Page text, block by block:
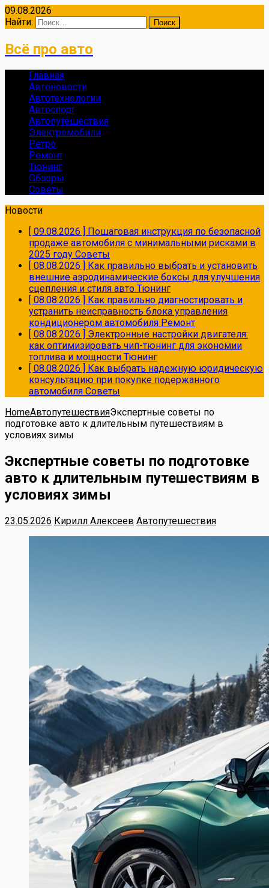
09.08.2026
Найти:
Всё про авто
Главная
Автоновости
Автотехнологии
Автоспорт
Автопутешествия
Электромобили
Ретро
Ремонт
Тюнинг
Обзоры
Советы
Новости
[ 09.08.2026 ] Пошаговая инструкция по безопасной
продаже автомобиля с минимальными рисками в
2025 году Советы
[ 08.08.2026 ] Как правильно выбрать и установить
внешние аэродинамические боксы для улучшения
сцепления и стиля авто Тюнинг
[ 08.08.2026 ] Как правильно диагностировать и
устранить неисправность блока управления
кондиционером автомобиля Ремонт
[ 08.08.2026 ] Электронные настройки двигателя:
как оптимизировать чип-тюнинг для экономии
топлива и мощности Тюнинг
[ 08.08.2026 ] Как выбрать надежную юридическую
консультацию при покупке подержанного
автомобиля Советы
HomeАвтопутешествияЭкспертные советы по
подготовке авто к длительным путешествиям в
условиях зимы
Экспертные советы по подготовке
авто к длительным путешествиям в
условиях зимы
23.05.2026 Кирилл Алексеев Автопутешествия